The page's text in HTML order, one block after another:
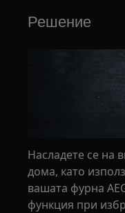
Решение
Насладете се на
дома, като
вашата фурна
функция при